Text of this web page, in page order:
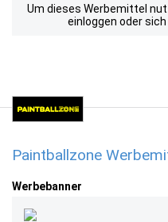
Um dieses Werbemittel
einloggen oder sich
Paintballzone
Werbebanner